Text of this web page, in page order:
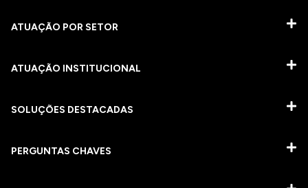
ATUAÇÃO POR SETOR
ATUAÇÃO INSTITUCIONAL
SOLUÇÕES DESTACADAS
PERGUNTAS CHAVES​